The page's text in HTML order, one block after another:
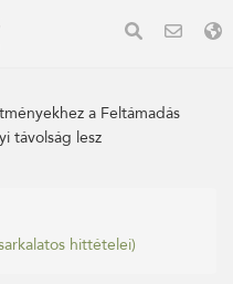
a Feltámadás
távolság lesz
hittételei)